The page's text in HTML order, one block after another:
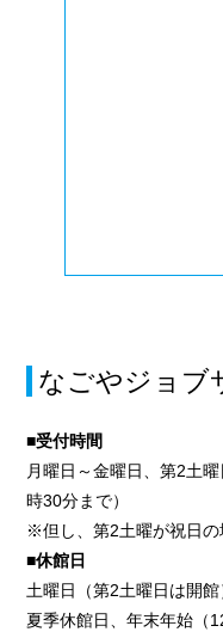
なごやジョブ
■受付時間
月曜日～金曜日、第2土
時30分まで）
※但し、第2土曜が祝日
■休館日
土曜日（第2土曜日は開館
夏季休館日、年末年始（